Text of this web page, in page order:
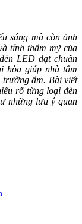
sáng mà còn ảnh
tính thẩm mỹ của
LED đạt chuẩn
hòa giúp nhà tắm
trường ẩm. Bài viết
rõ từng loại đèn
những lưu ý quan